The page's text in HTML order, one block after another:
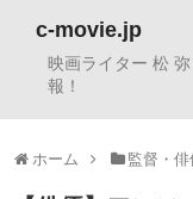
c-movie.jp
映画ライター 松
報！
ホーム 監督・